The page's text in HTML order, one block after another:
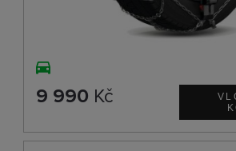
9 990 Kč